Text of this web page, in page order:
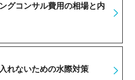
グコンサル費用の相場と内
れないための水際対策